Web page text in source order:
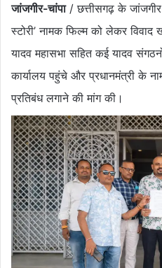
जांजगीर-चांपा/ छत्तीसगढ़ के
स्टोरी’ नामक फिल्म को लेकर विवाद
यादव महासभा सहित कई यादव
कार्यालय पहुंचे और प्रधानमंत्री के
प्रतिबंध लगाने की मांग की।